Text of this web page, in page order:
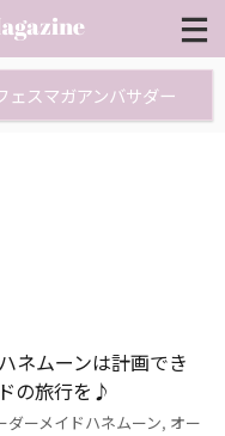
ェスマガアンバサダー
ネムーンは計画でき
の旅行を♪
ダーメイドハネムーン, オー